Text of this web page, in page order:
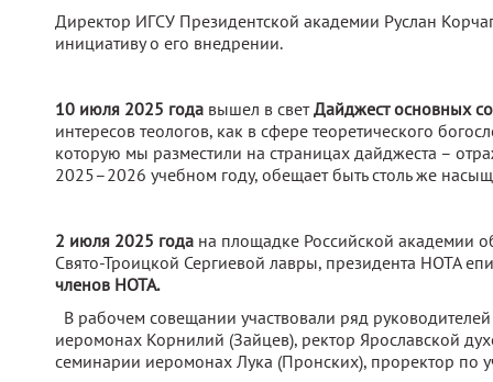
Директор ИГСУ Президентской академии Руслан
инициативу о его внедрении.
10 июля 2025 года вышел в светДайджест основных
интересов теологов, как в сфере теоретического
которую мы разместили на страницах дайджеста –
2025–2026 учебном году, обещает быть столь же
2 июля 2025 года на площадке Российской академии
Свято-Троицкой Сергиевой лавры, президента НОТА
членов НОТА.
В рабочем совещании участвовали ряд
иеромонах Корнилий (Зайцев), ректор Ярославской
семинарии иеромонах Лука (Пронских), проректор по